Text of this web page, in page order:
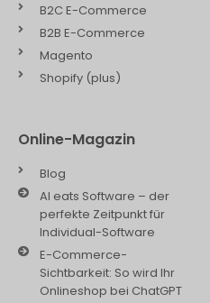
B2C E-Commerce
B2B E-Commerce
Magento
Shopify (plus)
Online-Magazin
Blog
AI eats Software – der
perfekte Zeitpunkt für
Individual-Software
E-Commerce-
Sichtbarkeit: So wird Ihr
Onlineshop bei ChatGPT